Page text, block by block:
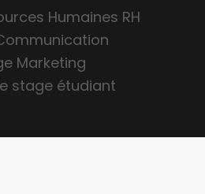
Humaines RH
Marketing
stage étudiant